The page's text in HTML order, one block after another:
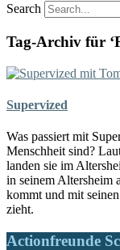
Search
Tag-Archiv für
Supervized
Was passiert mit
Menschheit sind?
landen sie im
in seinem Altersheim
kommt und mit
zieht.
Actionfreunde